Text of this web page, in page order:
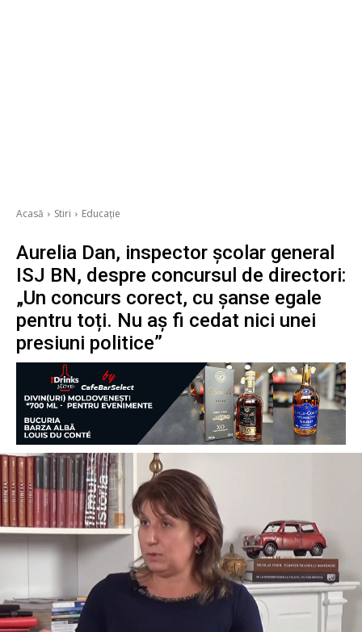
Acasă Stiri Educație
Aurelia Dan, inspector școlar general
ISJ BN, despre concursul de directori:
„Un concurs corect, cu șanse egale
pentru toți. Nu aș fi cedat nici unei
presiuni politice”